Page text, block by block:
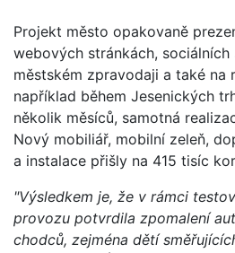
Projekt město opakovaně
webových stránkách,
městském zpravodaji a také na
například během Jesenických
několik měsíců, samotná
Nový mobiliář, mobilní zeleň,
a instalace přišly na 415 tisíc
"Výsledkem je, že v rámci
provozu potvrdila zpomalení
chodců, zejména dětí